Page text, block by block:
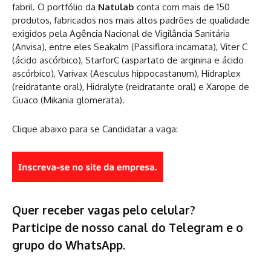
fabril. O portfólio da Natulab conta com mais de 150
produtos, fabricados nos mais altos padrões de qualidade
exigidos pela Agência Nacional de Vigilância Sanitária
(Anvisa), entre eles Seakalm (Passiflora incarnata), Viter C
(ácido ascórbico), StarforC (aspartato de arginina e ácido
ascórbico), Varivax (Aesculus hippocastanum), Hidraplex
(reidratante oral), Hidralyte (reidratante oral) e Xarope de
Guaco (Mikania glomerata).
Clique abaixo para se Candidatar a vaga:
Quer receber vagas pelo celular?
Participe de nosso canal do Telegram e o
grupo do WhatsApp.